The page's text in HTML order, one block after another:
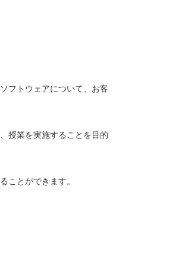
フトウェアについて、お客
授業を実施することを目的
とができます。